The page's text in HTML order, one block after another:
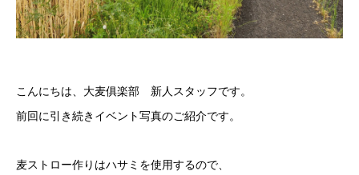
こんにちは、大麦俱楽部 新人スタッフです。
前回に引き続きイベント写真のご紹介です。
麦ストロー作りはハサミを使用するので、